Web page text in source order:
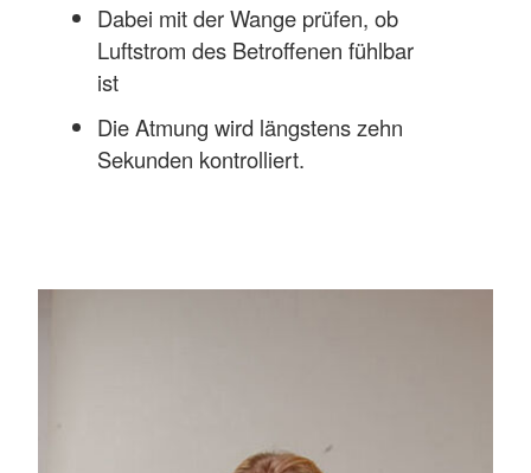
Dabei mit der Wange prüfen, ob
Luftstrom des Betroffenen fühlbar
ist
Die Atmung wird längstens zehn
Sekunden kontrolliert.